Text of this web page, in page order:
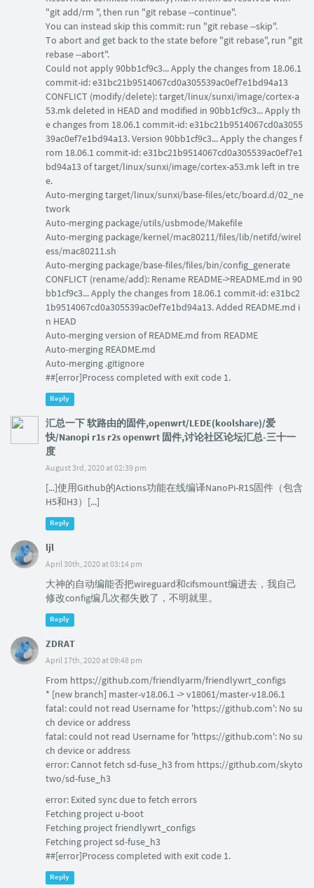
"git add/rm ", then run "git rebase --continue".
You can instead skip this commit: run "git rebase --skip".
To abort and get back to the state before "git rebase", run "git
rebase --abort".
Could not apply 90bb1cf9c3... Apply the changes from 18.06.1
commit-id: e31bc21b9514067cd0a305539ac0ef7e1bd94a13
CONFLICT (modify/delete): target/linux/sunxi/image/cortex-a
53.mk deleted in HEAD and modified in 90bb1cf9c3... Apply th
e changes from 18.06.1 commit-id: e31bc21b9514067cd0a3055
39ac0ef7e1bd94a13. Version 90bb1cf9c3... Apply the changes f
rom 18.06.1 commit-id: e31bc21b9514067cd0a305539ac0ef7e1
bd94a13 of target/linux/sunxi/image/cortex-a53.mk left in tre
e.
Auto-merging target/linux/sunxi/base-files/etc/board.d/02_ne
twork
Auto-merging package/utils/usbmode/Makefile
Auto-merging package/kernel/mac80211/files/lib/netifd/wirel
ess/mac80211.sh
Auto-merging package/base-files/files/bin/config_generate
CONFLICT (rename/add): Rename README->README.md in 90
bb1cf9c3... Apply the changes from 18.06.1 commit-id: e31bc2
1b9514067cd0a305539ac0ef7e1bd94a13. Added README.md i
n HEAD
Auto-merging version of README.md from README
Auto-merging README.md
Auto-merging .gitignore
##[error]Process completed with exit code 1.
Reply
汇总一下 软路由的固件,openwrt/LEDE(koolshare)/爱
快/Nanopi r1s r2s openwrt 固件,讨论社区论坛汇总-三十一
度
August 3rd, 2020 at 02:39 pm
[...]使用Github的Actions功能在线编译NanoPi-R1S固件（包含
H5和H3）[...]
Reply
ljl
April 30th, 2020 at 03:14 pm
大神的自动编能否把wireguard和cifsmount编进去，我自己
修改config编几次都失败了，不明就里。
Reply
ZDRAT
April 17th, 2020 at 09:48 pm
From https://github.com/friendlyarm/friendlywrt_configs
* [new branch] master-v18.06.1 -> v18061/master-v18.06.1
fatal: could not read Username for 'https://github.com': No su
ch device or address
fatal: could not read Username for 'https://github.com': No su
ch device or address
error: Cannot fetch sd-fuse_h3 from https://github.com/skyto
two/sd-fuse_h3
error: Exited sync due to fetch errors
Fetching project u-boot
Fetching project friendlywrt_configs
Fetching project sd-fuse_h3
##[error]Process completed with exit code 1.
Reply